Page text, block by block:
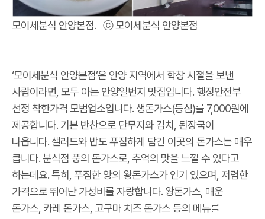
모이세분식 안양본점. ⓒ 모이세분식 안양본점
‘모이세분식 안양본점’은 안양 지역에서 학창 시절을 보낸
사람이라면, 모두 아는 안양일번지 맛집입니다. 행정안전부
선정 착한가격 모범업소입니다. 생돈가스(등심)를 7,000원에
제공합니다. 기본 반찬으로 단무지와 김치, 된장국이
나옵니다. 샐러드와 밥도 푸짐하게 담긴 이곳의 돈가스는 매우
큽니다. 분식점 풍의 돈가스로, 추억의 맛을 느낄 수 있다고
하는데요. 특히, 푸짐한 양의 왕돈가스가 인기 있으며, 저렴한
가격으로 뛰어난 가성비를 자랑합니다. 왕돈가스, 매운
돈가스, 카레 돈가스, 고구마 치즈 돈가스 등의 메뉴를